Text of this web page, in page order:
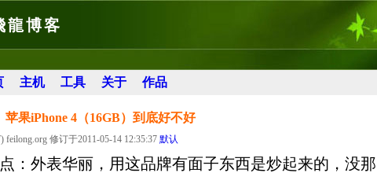
龍博客
主机 工具 关于 作品
苹果iPhone 4（16GB）到底好不好
feilong.org 修订于2011-05-14 12:35:37 默认
：外表华丽，用这品牌有面子东西是炒起来的，没那